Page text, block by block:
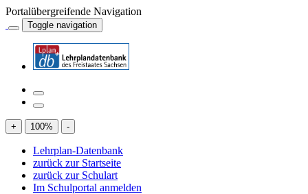
Portalübergreifende Navigation
Toggle navigation
+ 100% -
Lehrplan-Datenbank
zurück zur Startseite
zurück zur Schulart
Im Schulportal anmelden